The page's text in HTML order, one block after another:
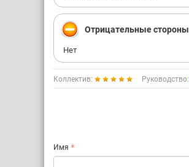
Отрицательные стороны
Нет
Коллектив: Руководство:
Имя